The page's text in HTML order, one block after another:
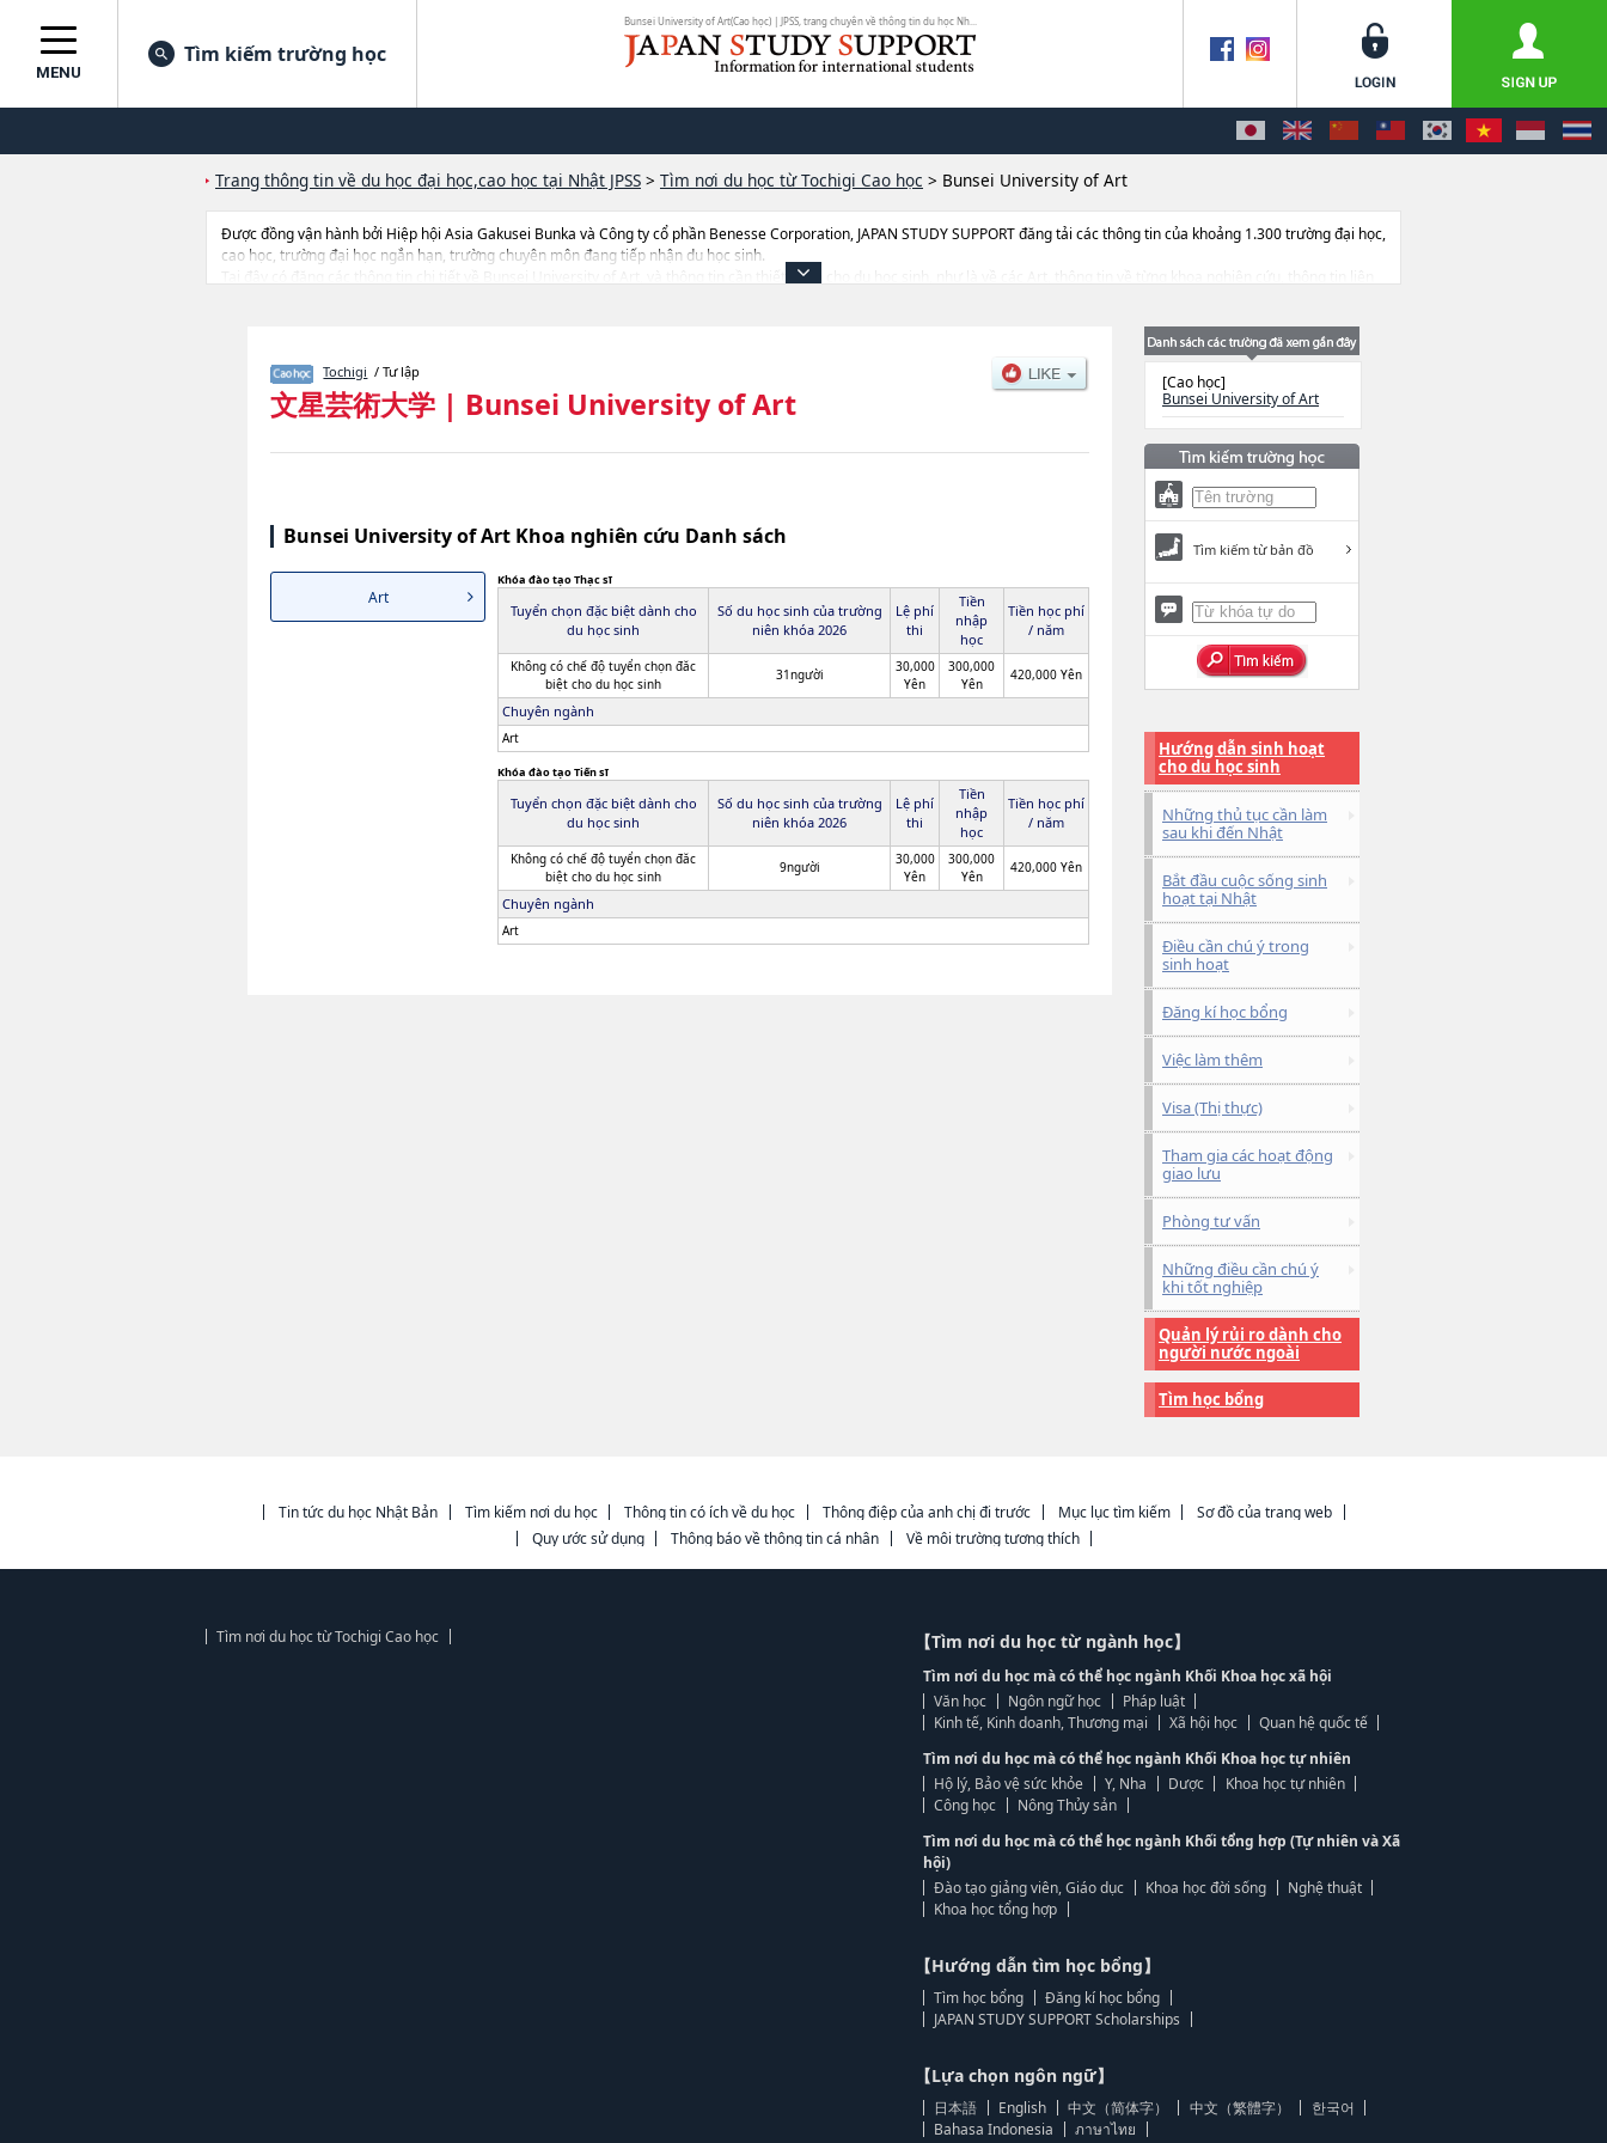
Bunsei University of Art(Cao học) | JPSS, trang chuyên về thông tin du học Nh...
MENU
Tìm kiếm trường học
Trang thông tin về du học đại học,cao học tại Nhật JPSS > Tìm nơi du học từ Tochigi Cao học > Bunsei University of Art
Được đồng vận hành bởi Hiệp hội Asia Gakusei Bunka và Công ty cổ phần Benesse Corporation, JAPAN STUDY SUPPORT đăng tải các thông tin của khoảng 1.300 trường đại học,
cao học, trường đại học ngắn hạn, trường chuyên môn đang tiếp nhận du học sinh.
Tại đây có đăng các thông tin chi tiết về Bunsei University of Art, và thông tin cần thiết dành cho du học sinh, như là về các Art, thông tin về từng khoa nghiên cứu, thông tin liên
Tochigi / Tư lập
文星芸術大学 | Bunsei University of Art
Bunsei University of Art Khoa nghiên cứu Danh sách
Art
Khóa đào tạo Thạc sĩ
Tuyển chọn đặc biệt dành cho
du học sinh
Số du học sinh của trường
niên khóa 2026
Lệ phí
thi
Tiền
nhập
học
Tiền học phí
/ năm
Không có chế độ tuyển chọn đăc
biệt cho du học sinh
31người
30,000
Yên
300,000
Yên
420,000 Yên
Chuyên ngành
Art
Khóa đào tạo Tiến sĩ
Tuyển chọn đặc biệt dành cho
du học sinh
Số du học sinh của trường
niên khóa 2026
Lệ phí
thi
Tiền
nhập
học
Tiền học phí
/ năm
Không có chế độ tuyển chọn đăc
biệt cho du học sinh
9người
30,000
Yên
300,000
Yên
420,000 Yên
Chuyên ngành
Art
[Cao học]
Bunsei University of Art
Tìm kiếm từ bản đồ
Hướng dẫn sinh hoạt
cho du học sinh
Những thủ tục cần làm
sau khi đến Nhật
Bắt đầu cuộc sống sinh
hoạt tại Nhật
Điều cần chú ý trong
sinh hoạt
Đăng kí học bổng
Việc làm thêm
Visa (Thị thực)
Tham gia các hoạt động
giao lưu
Phòng tư vấn
Những điều cần chú ý
khi tốt nghiệp
Quản lý rủi ro dành cho
người nước ngoài
Tìm học bổng
Tin tức du học Nhật Bản Tìm kiếm nơi du học Thông tin có ích về du học Thông điệp của anh chị đi trước Mục lục tìm kiếm
Sơ đồ của trang web
Quy ước sử dụng
Thông báo về thông tin cá nhân Về môi trường tương thích
Tìm nơi du học từ Tochigi Cao học 【Tìm nơi du học từ ngành học】
Tìm nơi du học mà có thể học ngành Khối Khoa học xã hội
Văn học
Ngôn ngữ học
Pháp luật
Kinh tế, Kinh doanh, Thương mại
Xã hội học
Quan hệ quốc tế
Tìm nơi du học mà có thể học ngành Khối Khoa học tự nhiên
Hộ lý, Bảo vệ sức khỏe
Y, Nha Dược
Khoa học tự nhiên
Công học
Nông Thủy sản
Tìm nơi du học mà có thể học ngành Khối tổng hợp (Tự nhiên và Xã
hội)
Đào tạo giảng viên, Giáo dục
Khoa học đời sống
Nghệ thuật
Khoa học tổng hợp
【Hướng dẫn tìm học bổng】
Tìm học bổng
Đăng kí học bổng
JAPAN STUDY SUPPORT Scholarships
【Lựa chọn ngôn ngữ】
日本語 English 中文（简体字） 中文（繁體字）
한국어
Bahasa Indonesia
ภาษาไทย